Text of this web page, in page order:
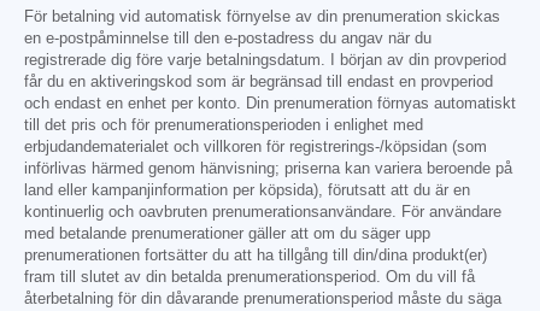
För betalning vid automatisk förnyelse av din prenumeration skickas
en e-postpåminnelse till den e-postadress du angav när du
registrerade dig före varje betalningsdatum. I början av din provperiod
får du en aktiveringskod som är begränsad till endast en provperiod
och endast en enhet per konto. Din prenumeration förnyas automatiskt
till det pris och för prenumerationsperioden i enlighet med
erbjudandematerialet och villkoren för registrerings-/köpsidan (som
införlivas härmed genom hänvisning; priserna kan variera beroende på
land eller kampanjinformation per köpsida), förutsatt att du är en
kontinuerlig och oavbruten prenumerationsanvändare. För användare
med betalande prenumerationer gäller att om du säger upp
prenumerationen fortsätter du att ha tillgång till din/dina produkt(er)
fram till slutet av din betalda prenumerationsperiod. Om du vill få
återbetalning för din dåvarande prenumerationsperiod måste du säga